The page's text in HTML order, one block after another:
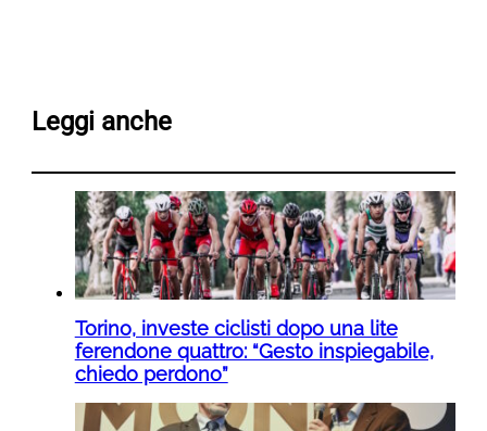
Leggi anche
Torino, investe ciclisti dopo una lite
ferendone quattro: “Gesto inspiegabile,
chiedo perdono”